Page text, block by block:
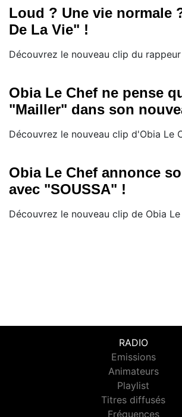
Loud ? Une vie normale
De La Vie" !
Découvrez le nouveau clip du
Obia Le Chef ne pense
"Mailler" dans son
Découvrez le nouveau clip d'Obia Le
Obia Le Chef annonce
avec "SOUSSA" !
Découvrez le nouveau clip de Obia Le
RADIO
Emissions
Animateurs
Playlist
Titres diffusés
Fréquences